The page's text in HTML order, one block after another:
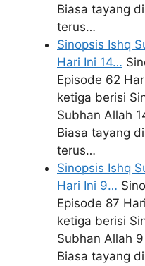
Biasa tayang
terus…
Sinopsis Ishq
Hari Ini 14…
Episode 62
ketiga berisi
Subhan Allah
Biasa tayang
terus…
Sinopsis Ishq
Hari Ini 9…
Episode 87
ketiga berisi
Subhan Allah
Biasa tayang